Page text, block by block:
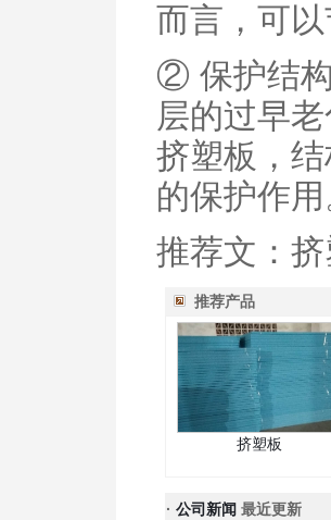
而言，可
② 保护结
层的过早
挤塑板，
的保护作
推荐文：
推荐产品
挤塑板
· 公司新闻 最近更新